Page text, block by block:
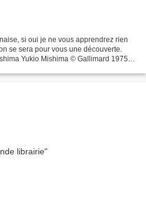
si oui je ne vous apprendrez rien
se sera pour vous une découverte.
Yukio Mishima © Gallimard 1975